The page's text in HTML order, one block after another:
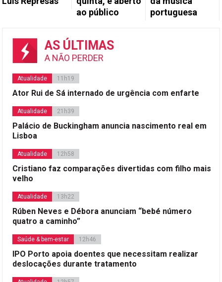
ao público
portuguesa
AS ÚLTIMAS
A NÃO PERDER
Atualidade 11h19
Ator Rui de Sá internado de urgência com enfarte
Atualidade 21h39
Palácio de Buckingham anuncia nascimento real em
Lisboa
Atualidade 12h58
Cristiano faz comparações divertidas com filho mais
velho
Atualidade 13h22
Rúben Neves e Débora anunciam “bebé número
quatro a caminho”
Saúde & bem-estar 12h46
IPO Porto apoia doentes que necessitam realizar
deslocações durante tratamento